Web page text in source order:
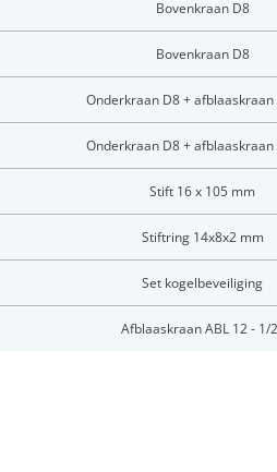
Bovenkraan D8
Bovenkraan D8
Onderkraan D8 + afblaaskraan
Onderkraan D8 + afblaaskraan
Stift 16 x 105 mm
Stiftring 14x8x2 mm
Set kogelbeveiliging
Afblaaskraan ABL 12 - 1/
Vul
E-mailadres *